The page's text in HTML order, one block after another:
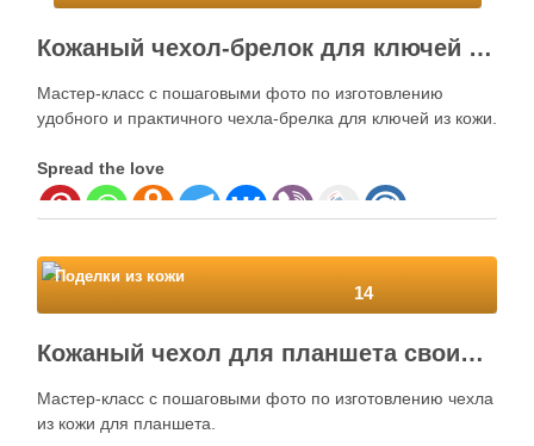
Кожаный чехол-брелок для ключей своими руками
Мастер-класс с пошаговыми фото по изготовлению
удобного и практичного чехла-брелка для ключей из кожи.
Spread the love
Поделки из кожи
14
Кожаный чехол для планшета своими руками. Мастер-класс
Мастер-класс с пошаговыми фото по изготовлению чехла
из кожи для планшета.